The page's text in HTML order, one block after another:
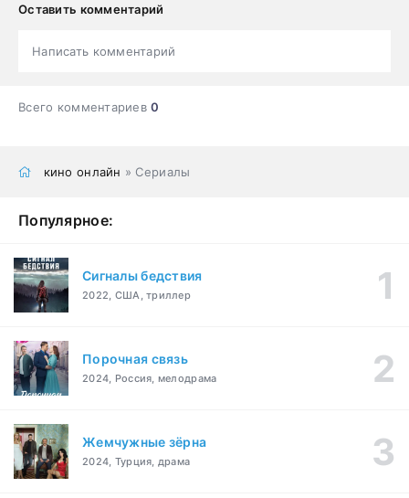
Оставить комментарий
Написать комментарий
Всего комментариев0
кино онлайн » Сериалы
Популярное:
Сигналы бедствия
2022, США, триллер
Порочная связь
2024, Россия, мелодрама
Жемчужные зёрна
2024, Турция, драма